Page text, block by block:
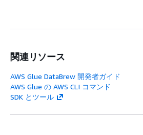
関連リソース
AWS Glue DataBrew 開発者ガイド
AWS Glue の AWS CLI コマンド
SDK とツール